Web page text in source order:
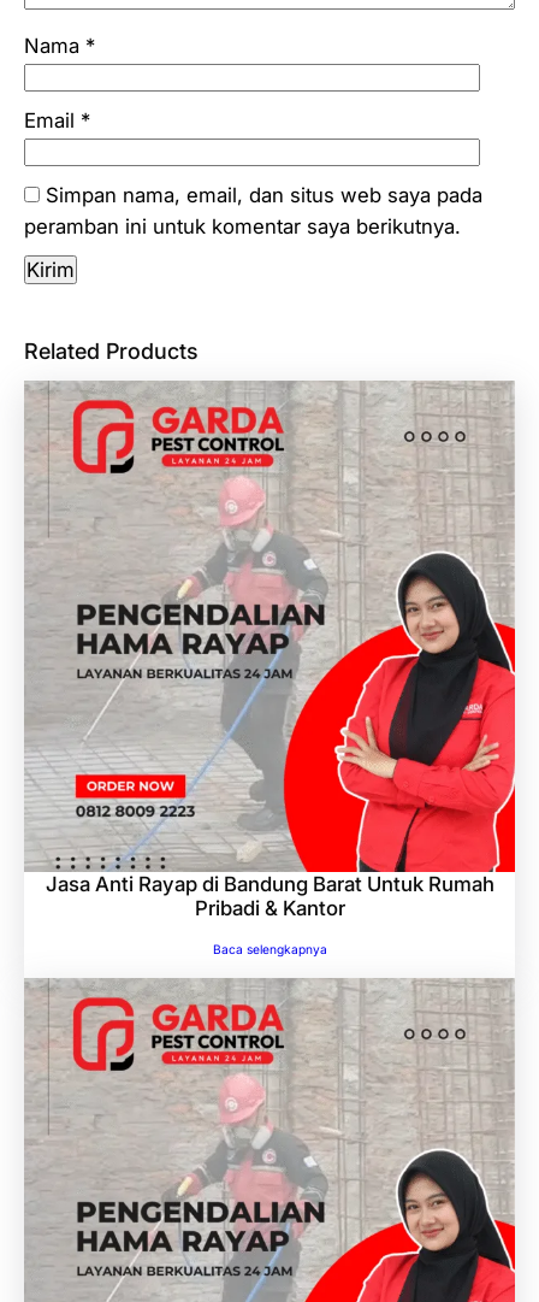
Nama *
Email *
Simpan nama, email, dan situs web saya pada
peramban ini untuk komentar saya berikutnya.
Related Products
Jasa Anti Rayap di Bandung Barat Untuk Rumah
Pribadi & Kantor
Baca selengkapnya